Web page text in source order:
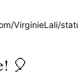
VirginieLali/
🎈